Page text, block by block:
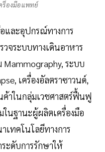
รื่องมือแพทย์
และอุปกรณ์ทางการ
จระบบทางเดินอาหาร
Mammography, ระบบ
เครื่องอัลตราซาวนด์,
ค้าในกลุ่มเวชศาสตร์ฟื้นฟู
ในฐานะผู้ผลิตเครื่องมือ
ทคโนโลยีทางการ
ะดับการรักษาให้